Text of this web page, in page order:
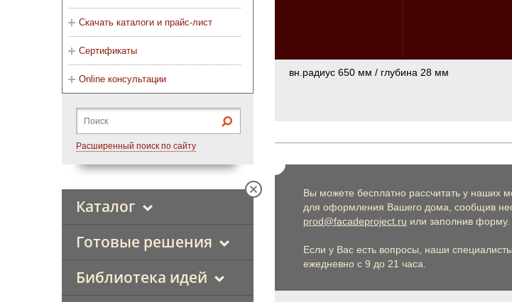
Скачать каталоги и прайс-лист
Сертификаты
Online консультации
Расширенный поиск по сайту
Каталог
Готовые решения
Библиотека идей
вн.радиус 650 мм / глубина 28 мм
Вы можете бесплатно рассчитать у наших
для оформления Вашего дома, сообщив
prod@facadeproject.ru или заполнив форму.
Если у Вас есть вопросы, наши
ежедневно с 9 до 21 часа.